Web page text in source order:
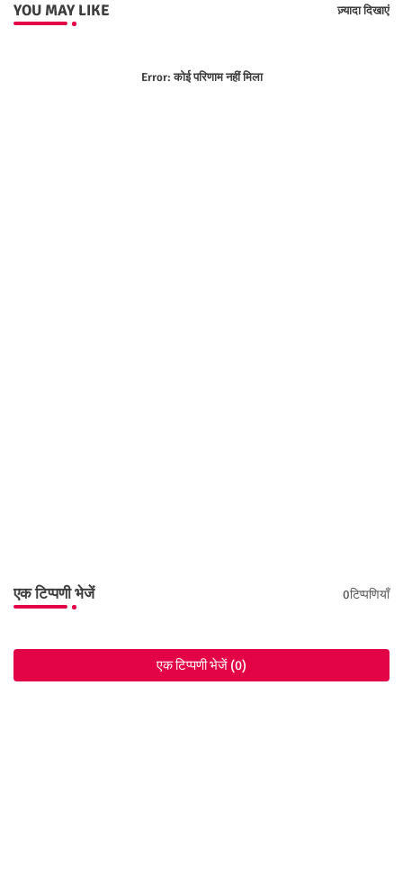
YOU MAY LIKE ज़्यादा दिखाएं
Error:कोई परिणाम नहीं मिला
एक टिप्पणी भेजें 0टिप्पणियाँ
एक टिप्पणी भेजें (0)